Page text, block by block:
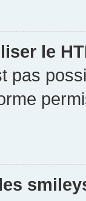
le
pas